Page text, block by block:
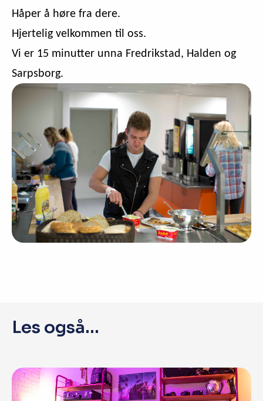
Håper å høre fra dere.
Hjertelig velkommen til oss.
Vi er 15 minutter unna Fredrikstad, Halden og
Sarpsborg.
Les også...